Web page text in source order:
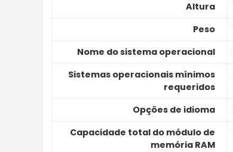
Altura
Peso
Nome do sistema operacional
Sistemas operacionais mínimos
requeridos
Opções de idioma
Capacidade total do módulo de
memória RAM